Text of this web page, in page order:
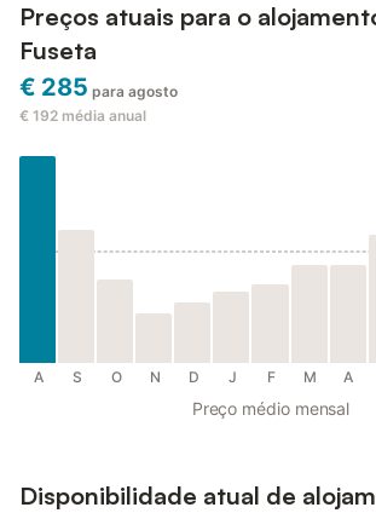
Preços atuais para o
Fuseta
€ 285 para agosto
€ 192 média anual
A S O N D J F M A
Preço médio mensal
Disponibilidade atual de